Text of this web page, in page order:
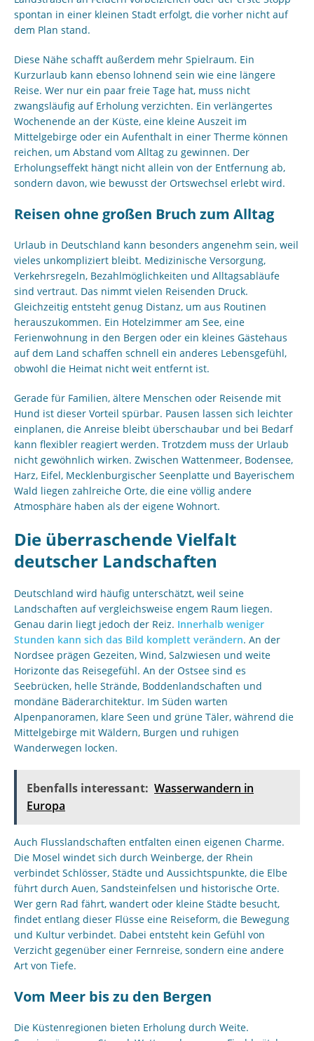
spontan in einer kleinen Stadt erfolgt, die vorher nicht auf
dem Plan stand.
Diese Nähe schafft außerdem mehr Spielraum. Ein
Kurzurlaub kann ebenso lohnend sein wie eine längere
Reise. Wer nur ein paar freie Tage hat, muss nicht
zwangsläufig auf Erholung verzichten. Ein verlängertes
Wochenende an der Küste, eine kleine Auszeit im
Mittelgebirge oder ein Aufenthalt in einer Therme können
reichen, um Abstand vom Alltag zu gewinnen. Der
Erholungseffekt hängt nicht allein von der Entfernung ab,
sondern davon, wie bewusst der Ortswechsel erlebt wird.
Reisen ohne großen Bruch zum Alltag
Urlaub in Deutschland kann besonders angenehm sein, weil
vieles unkompliziert bleibt. Medizinische Versorgung,
Verkehrsregeln, Bezahlmöglichkeiten und Alltagsabläufe
sind vertraut. Das nimmt vielen Reisenden Druck.
Gleichzeitig entsteht genug Distanz, um aus Routinen
herauszukommen. Ein Hotelzimmer am See, eine
Ferienwohnung in den Bergen oder ein kleines Gästehaus
auf dem Land schaffen schnell ein anderes Lebensgefühl,
obwohl die Heimat nicht weit entfernt ist.
Gerade für Familien, ältere Menschen oder Reisende mit
Hund ist dieser Vorteil spürbar. Pausen lassen sich leichter
einplanen, die Anreise bleibt überschaubar und bei Bedarf
kann flexibler reagiert werden. Trotzdem muss der Urlaub
nicht gewöhnlich wirken. Zwischen Wattenmeer, Bodensee,
Harz, Eifel, Mecklenburgischer Seenplatte und Bayerischem
Wald liegen zahlreiche Orte, die eine völlig andere
Atmosphäre haben als der eigene Wohnort.
Die überraschende Vielfalt
deutscher Landschaften
Deutschland wird häufig unterschätzt, weil seine
Landschaften auf vergleichsweise engem Raum liegen.
Genau darin liegt jedoch der Reiz. Innerhalb weniger
Stunden kann sich das Bild komplett verändern. An der
Nordsee prägen Gezeiten, Wind, Salzwiesen und weite
Horizonte das Reisegefühl. An der Ostsee sind es
Seebrücken, helle Strände, Boddenlandschaften und
mondäne Bäderarchitektur. Im Süden warten
Alpenpanoramen, klare Seen und grüne Täler, während die
Mittelgebirge mit Wäldern, Burgen und ruhigen
Wanderwegen locken.
Ebenfalls interessant: Wasserwandern in
Europa
Auch Flusslandschaften entfalten einen eigenen Charme.
Die Mosel windet sich durch Weinberge, der Rhein
verbindet Schlösser, Städte und Aussichtspunkte, die Elbe
führt durch Auen, Sandsteinfelsen und historische Orte.
Wer gern Rad fährt, wandert oder kleine Städte besucht,
findet entlang dieser Flüsse eine Reiseform, die Bewegung
und Kultur verbindet. Dabei entsteht kein Gefühl von
Verzicht gegenüber einer Fernreise, sondern eine andere
Art von Tiefe.
Vom Meer bis zu den Bergen
Die Küstenregionen bieten Erholung durch Weite.